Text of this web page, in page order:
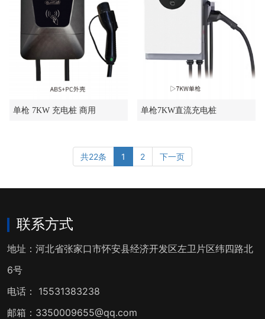
单枪 7KW 充电桩 商用 单枪7KW直流充电桩
共22条 1 2 下一页
联系方式
地址：河北省张家口市怀安县经济开发区左卫片区纬四路北
6号
电话： 15531383238
邮箱：3350009655@qq.com